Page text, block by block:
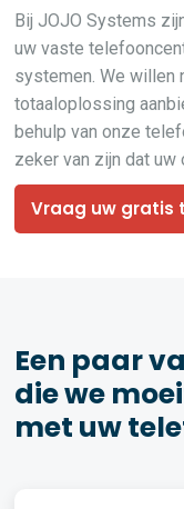
Bij JOJO Systems
uw vaste
systemen. We willen
totaaloplossing
behulp van onze
zeker van zijn dat
Vraag uw gratis
Een paar
die we
met uw